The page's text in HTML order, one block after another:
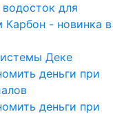
для
- новинка в
Деке
деньги при
деньги при